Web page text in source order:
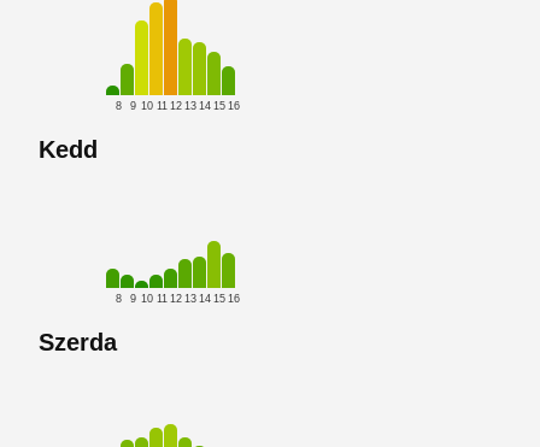
8 9 10 11 12 13 14 15 16
Kedd
8 9 10 11 12 13 14 15 16
Szerda